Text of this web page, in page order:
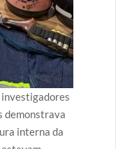
demonstrava
interna da